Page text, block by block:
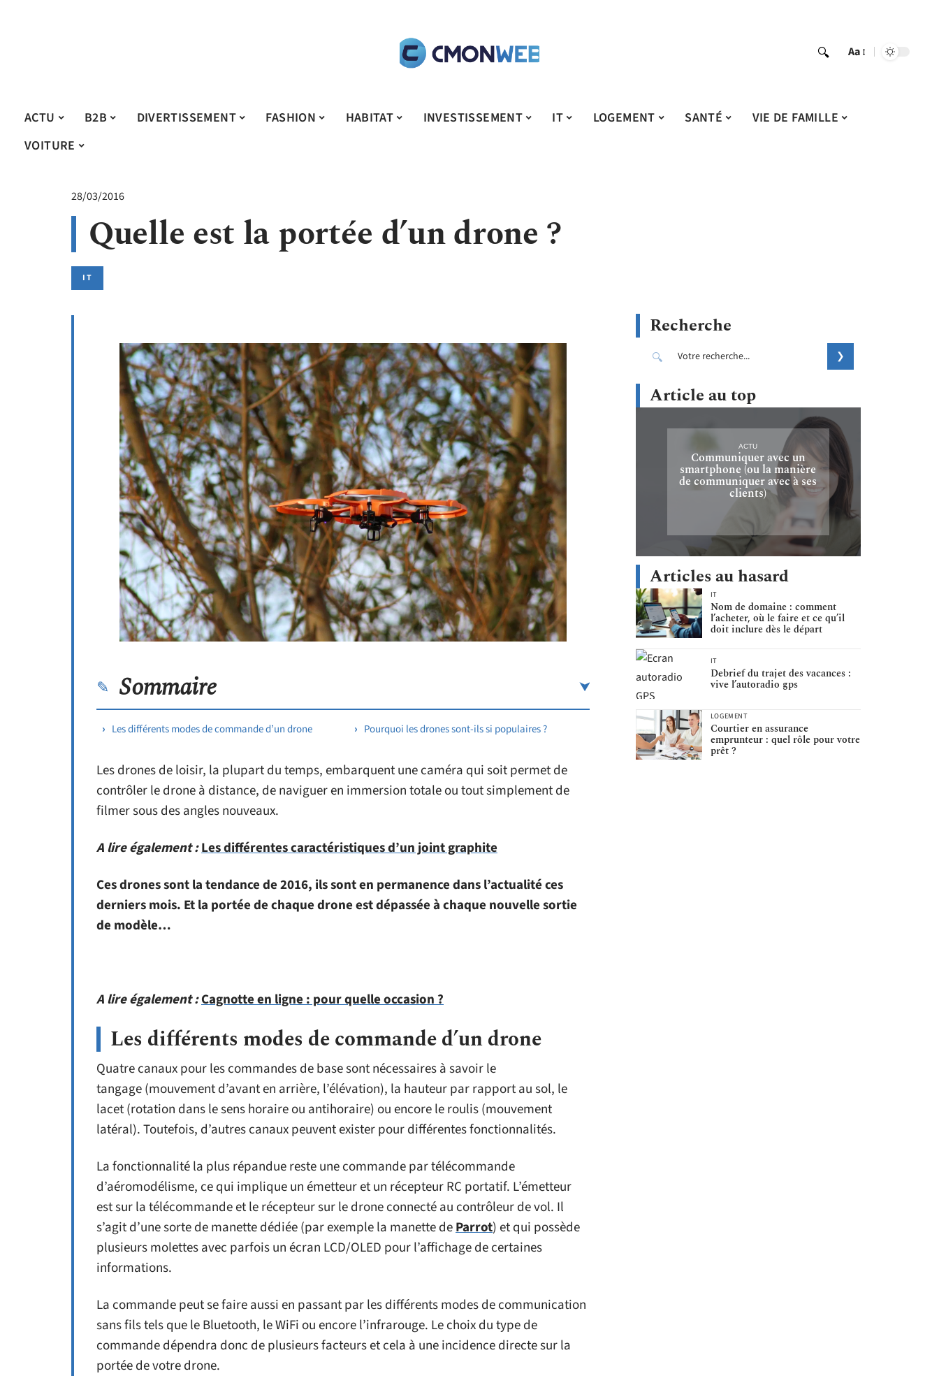
Aa
ACTU B2B DIVERTISSEMENT FASHION HABITAT INVESTISSEMENT IT LOGEMENT SANTÉ
VIE DE FAMILLE
VOITURE
28/03/2016
Quelle est la portée d’un drone ?
IT
Sommaire
Les différents modes de commande d’un drone Pourquoi les drones sont-ils si populaires ?
Les drones de loisir, la plupart du temps, embarquent une caméra qui soit permet de
contrôler le drone à distance, de naviguer en immersion totale ou tout simplement de
filmer sous des angles nouveaux.
A lire également :Les différentes caractéristiques d’un joint graphite
Ces drones sont la tendance de 2016, ils sont en permanence dans l’actualité ces
derniers mois. Et la portée de chaque drone est dépassée à chaque nouvelle sortie
de modèle…
A lire également :Cagnotte en ligne : pour quelle occasion ?
Les différents modes de commande d’un drone
Quatre canaux pour les commandes de base sont nécessaires à savoir le
tangage (mouvement d’avant en arrière, l’élévation), la hauteur par rapport au sol, le
lacet (rotation dans le sens horaire ou antihoraire) ou encore le roulis (mouvement
latéral). Toutefois, d’autres canaux peuvent exister pour différentes fonctionnalités.
La fonctionnalité la plus répandue reste une commande par télécommande
d’aéromodélisme, ce qui implique un émetteur et un récepteur RC portatif. L’émetteur
est sur la télécommande et le récepteur sur le drone connecté au contrôleur de vol. Il
s’agit d’une sorte de manette dédiée (par exemple la manette deParrot) et qui possède
plusieurs molettes avec parfois un écran LCD/OLED pour l’affichage de certaines
informations.
La commande peut se faire aussi en passant par les différents modes de communication
sans fils tels que le Bluetooth, le WiFi ou encore l’infrarouge. Le choix du type de
commande dépendra donc de plusieurs facteurs et cela à une incidence directe sur la
portée de votre drone.
Recherche
Article au top
ACTU
Communiquer avec un
smartphone (ou la manière
de communiquer avec à ses
clients)
Articles au hasard
IT
Nom de domaine : comment
l’acheter, où le faire et ce qu’il
doit inclure dès le départ
IT
Debrief du trajet des vacances :
vive l’autoradio gps
LOGEMENT
Courtier en assurance
emprunteur : quel rôle pour votre
prêt ?